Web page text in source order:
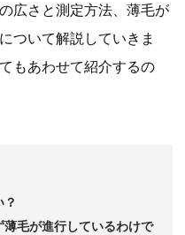
広さと測定方法、薄毛が
ついて解説していきま
もあわせて紹介するの
毛が進行しているわけで